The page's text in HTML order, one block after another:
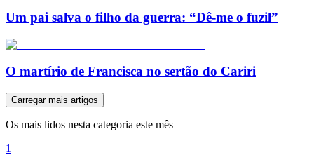
Um pai salva o filho da guerra: “Dê-me o fuzil”
O martírio de Francisca no sertão do Cariri
Carregar mais artigos
Os mais lidos nesta categoria este mês
1